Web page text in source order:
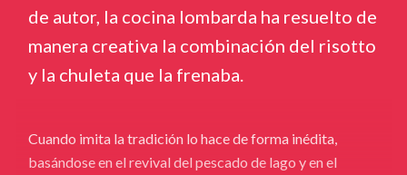
de autor, la cocina lombarda ha resuelto de
manera creativa la combinación del risotto
y la chuleta que la frenaba.
Cuando imita la tradición lo hace de forma inédita,
basándose en el revival del pescado de lago y en el